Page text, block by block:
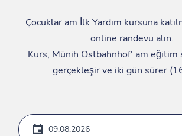
Çocuklar am İlk Yardım kursuna
online randevu alın.
Kurs, Münih Ostbahnhof' am eğitim
gerçekleşir ve iki gün sürer